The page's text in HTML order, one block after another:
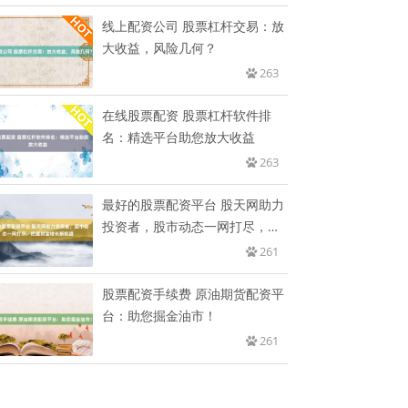
线上配资公司 股票杠杆交易：放
大收益，风险几何？
263
在线股票配资 股票杠杆软件排
名：精选平台助您放大收益
263
最好的股票配资平台 股天网助力
投资者，股市动态一网打尽，把
261
股票配资手续费 原油期货配资平
台：助您掘金油市！
261